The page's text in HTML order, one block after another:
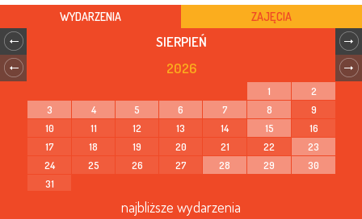
WYDARZENIA ZAJĘCIA
SIERPIEŃ
2026
1
2
3
4 5 6 7 8
9
10
11 12 13 14 15
16
17
18 19 20 21 22
23
24
25 26 27 28 29
30
31
najbliższe wydarzenia